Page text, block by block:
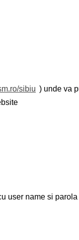
sibiu ) unde va
user name si parola